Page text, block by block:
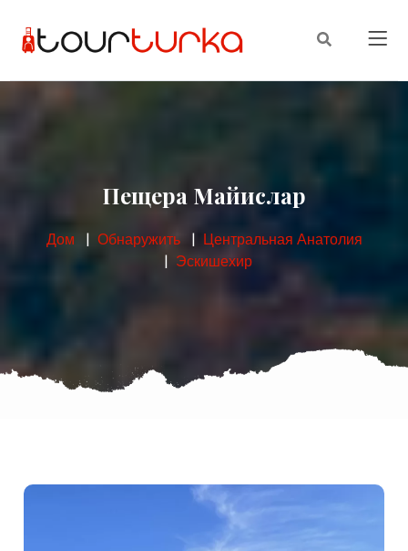
Пещера Майислар
Дом Обнаружить
Центральная Анатолия
Эскишехир